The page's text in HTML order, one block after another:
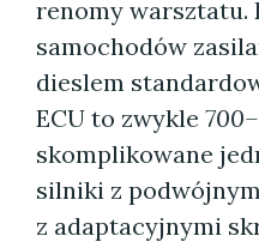
renomy warsztatu.
samochodów
dieslem
ECU to zwykle
skomplikowane
silniki z
z adaptacyjnymi